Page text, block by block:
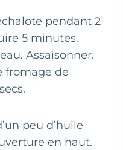
pendant 2
5 minutes.
Assaisonner.
fromage de
peu d’huile
en haut.